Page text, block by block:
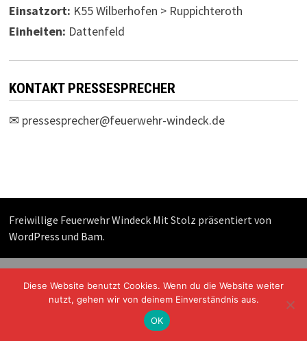
Einsatzort: K55 Wilberhofen > Ruppichteroth
Einheiten: Dattenfeld
KONTAKT PRESSESPRECHER
✉ pressesprecher@feuerwehr-windeck.de
Freiwillige Feuerwehr Windeck Mit Stolz präsentiert von
WordPress und Bam.
Diese Website benutzt Cookies. Wenn du die Website weiter
nutzt, gehen wir von deinem Einverständnis aus.
OK